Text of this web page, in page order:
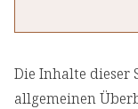
Die Inhalte dieser
allgemeinen